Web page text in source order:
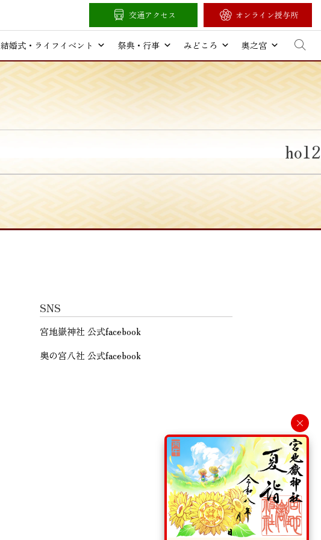
結婚式・ライフイベント 祭典・行事 みどころ 奥之宮
交通アクセス オンライン授与所
ho12
SNS
宮地嶽神社 公式facebook
奥の宮八社 公式facebook
×